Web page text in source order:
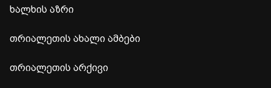
ხალხის აზრი
თრიალეთის ახალი ამბები
თრიალეთის არქივი